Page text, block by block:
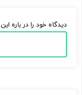
دیدگاه خود را در باره